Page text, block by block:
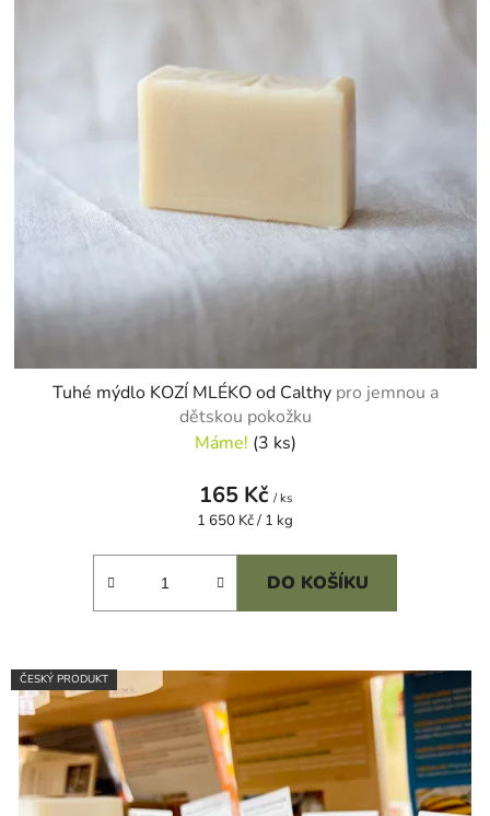
Tuhé mýdlo KOZÍ MLÉKO od Calthy pro jemnou a
dětskou pokožku
Máme! (3 ks)
165 Kč / ks
Měrná
1 650 Kč / 1 kg
DO KOŠÍKU
ČESKÝ PRODUKT